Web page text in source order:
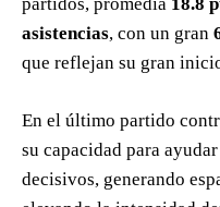
partidos, promedia 18.8
asistencias, con un gran
que reflejan su gran
En el último partido
su capacidad para
decisivos, generando